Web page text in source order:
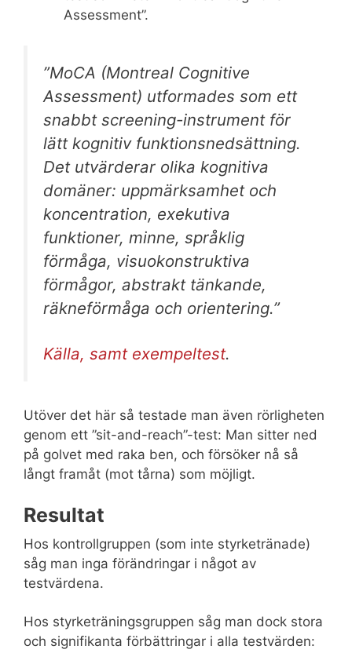
Assessment”.
”MoCA (Montreal Cognitive
Assessment) utformades som ett
snabbt screening-instrument för
lätt kognitiv funktionsnedsättning.
Det utvärderar olika kognitiva
domäner: uppmärksamhet och
koncentration, exekutiva
funktioner, minne, språklig
förmåga, visuokonstruktiva
förmågor, abstrakt tänkande,
räkneförmåga och orientering.”
Källa, samt exempeltest.
Utöver det här så testade man även rörligheten
genom ett ”sit-and-reach”-test: Man sitter ned
på golvet med raka ben, och försöker nå så
långt framåt (mot tårna) som möjligt.
Resultat
Hos kontrollgruppen (som inte styrketränade)
såg man inga förändringar i något av
testvärdena.
Hos styrketräningsgruppen såg man dock stora
och signifikanta förbättringar i alla testvärden: